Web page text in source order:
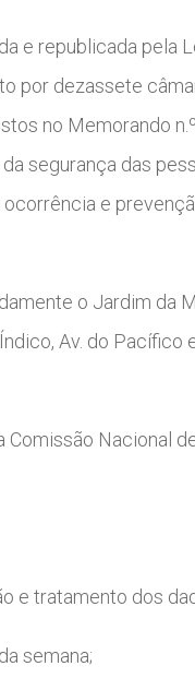
e republicada pela
por dezassete
no Memorando n.º
segurança das
e
o Jardim da
Av. do Pacífico
Comissão Nacional
e tratamento dos
semana;